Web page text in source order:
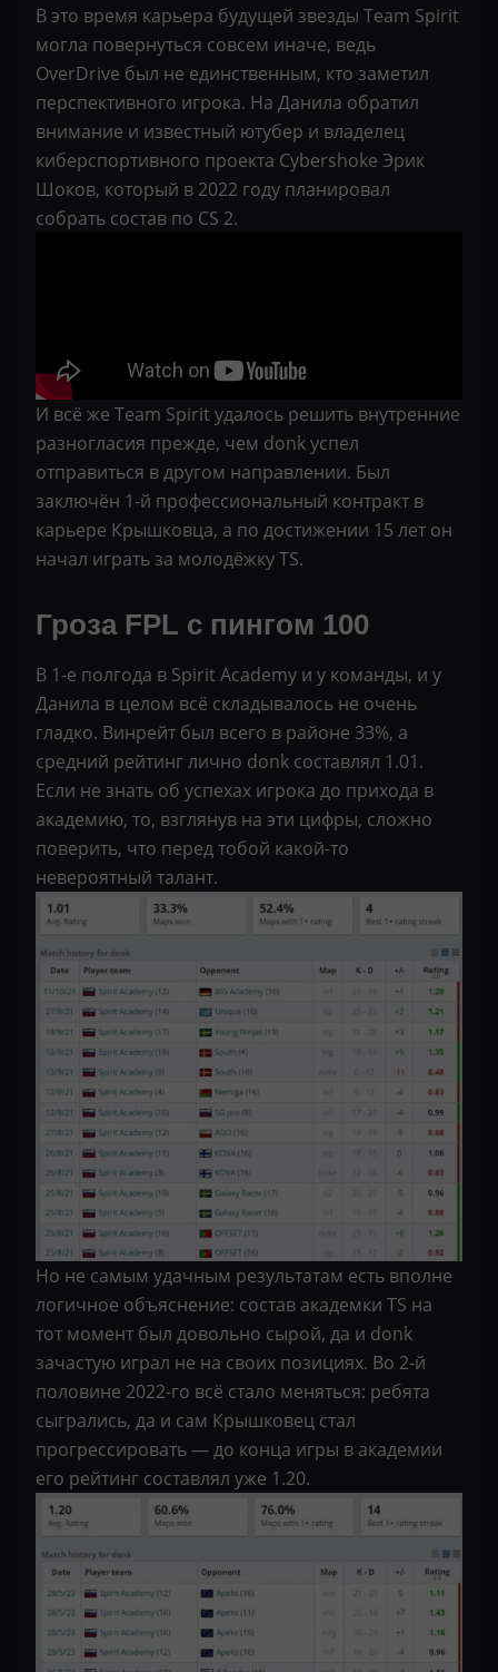
В это время карьера будущей звезды Team Spirit
могла повернуться совсем иначе, ведь
OverDrive был не единственным, кто заметил
перспективного игрока. На Данила обратил
внимание и известный ютубер и владелец
киберспортивного проекта Сybershoke Эрик
Шоков, который в 2022 году планировал
собрать состав по CS 2.
И всё же Team Spirit удалось решить внутренние
разногласия прежде, чем donk успел
отправиться в другом направлении. Был
заключён 1-й профессиональный контракт в
карьере Крышковца, а по достижении 15 лет он
начал играть за молодёжку TS.
Гроза FPL с пингом 100
В 1-е полгода в Spirit Academy и у команды, и у
Данила в целом всё складывалось не очень
гладко. Винрейт был всего в районе 33%, а
средний рейтинг лично donk составлял 1.01.
Если не знать об успехах игрока до прихода в
академию, то, взглянув на эти цифры, сложно
поверить, что перед тобой какой-то
невероятный талант.
Но не самым удачным результатам есть вполне
логичное объяснение: состав академки TS на
тот момент был довольно сырой, да и donk
зачастую играл не на своих позициях. Во 2-й
половине 2022-го всё стало меняться: ребята
сыгрались, да и сам Крышковец стал
прогрессировать — до конца игры в академии
его рейтинг составлял уже 1.20.